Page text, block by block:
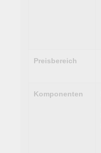
Preisbereich
Komponenten